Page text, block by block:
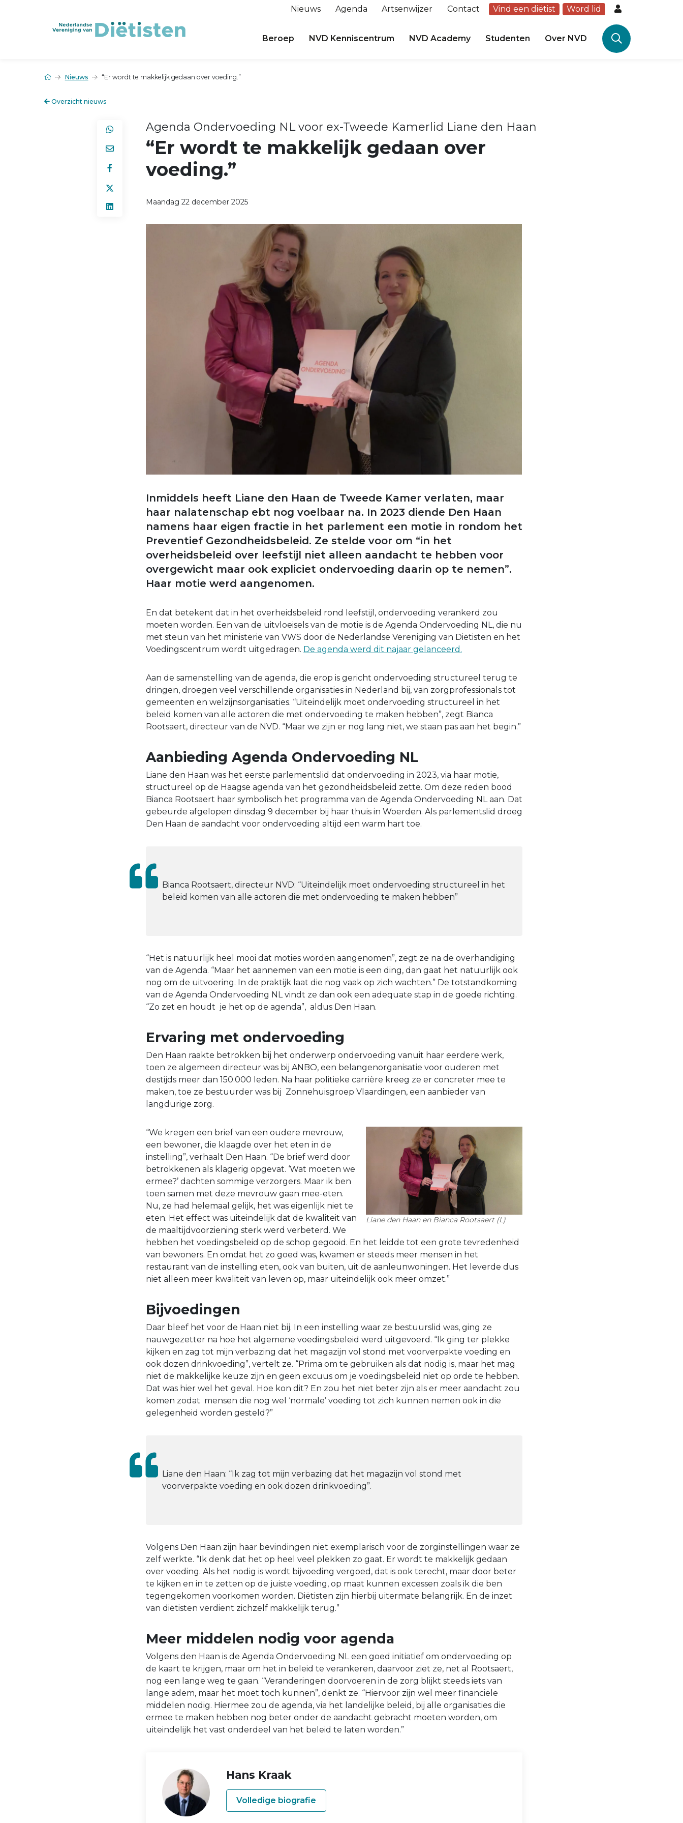
Nieuws Agenda Artsenwijzer Contact Vind een diëtist Word lid
Beroep NVD Kenniscentrum NVD Academy Studenten Over NVD
Nieuws “Er wordt te makkelijk gedaan over voeding.”
Overzicht nieuws
Agenda Ondervoeding NL voor ex-Tweede Kamerlid Liane den Haan
“Er wordt te makkelijk gedaan over
voeding.”
Maandag 22 december 2025
Inmiddels heeft Liane den Haan de Tweede Kamer verlaten, maar
haar nalatenschap ebt nog voelbaar na. In 2023 diende Den Haan
namens haar eigen fractie in het parlement een motie in rondom het
Preventief Gezondheidsbeleid. Ze stelde voor om “in het
overheidsbeleid over leefstijl niet alleen aandacht te hebben voor
overgewicht maar ook expliciet ondervoeding daarin op te nemen”.
Haar motie werd aangenomen.
En dat betekent dat in het overheidsbeleid rond leefstijl, ondervoeding verankerd zou
moeten worden. Een van de uitvloeisels van de motie is de Agenda Ondervoeding NL, die nu
met steun van het ministerie van VWS door de Nederlandse Vereniging van Diëtisten en het
Voedingscentrum wordt uitgedragen. De agenda werd dit najaar gelanceerd.
Aan de samenstelling van de agenda, die erop is gericht ondervoeding structureel terug te
dringen, droegen veel verschillende organisaties in Nederland bij, van zorgprofessionals tot
gemeenten en welzijnsorganisaties. “Uiteindelijk moet ondervoeding structureel in het
beleid komen van alle actoren die met ondervoeding te maken hebben”, zegt Bianca
Rootsaert, directeur van de NVD. “Maar we zijn er nog lang niet, we staan pas aan het begin.”
Aanbieding Agenda Ondervoeding NL
Liane den Haan was het eerste parlementslid dat ondervoeding in 2023, via haar motie,
structureel op de Haagse agenda van het gezondheidsbeleid zette. Om deze reden bood
Bianca Rootsaert haar symbolisch het programma van de Agenda Ondervoeding NL aan. Dat
gebeurde afgelopen dinsdag 9 december bij haar thuis in Woerden. Als parlementslid droeg
Den Haan de aandacht voor ondervoeding altijd een warm hart toe.
Bianca Rootsaert, directeur NVD: “Uiteindelijk moet ondervoeding structureel in het
beleid komen van alle actoren die met ondervoeding te maken hebben”
“Het is natuurlijk heel mooi dat moties worden aangenomen”, zegt ze na de overhandiging
van de Agenda. “Maar het aannemen van een motie is een ding, dan gaat het natuurlijk ook
nog om de uitvoering. In de praktijk laat die nog vaak op zich wachten.” De totstandkoming
van de Agenda Ondervoeding NL vindt ze dan ook een adequate stap in de goede richting.
“Zo zet en houdt je het op de agenda”, aldus Den Haan.
Ervaring met ondervoeding
Den Haan raakte betrokken bij het onderwerp ondervoeding vanuit haar eerdere werk,
toen ze algemeen directeur was bij ANBO, een belangenorganisatie voor ouderen met
destijds meer dan 150.000 leden. Na haar politieke carrière kreeg ze er concreter mee te
maken, toe ze bestuurder was bij Zonnehuisgroep Vlaardingen, een aanbieder van
langdurige zorg.
Liane den Haan en Bianca Rootsaert (L)
“We kregen een brief van een oudere mevrouw,
een bewoner, die klaagde over het eten in de
instelling”, verhaalt Den Haan. “De brief werd door
betrokkenen als klagerig opgevat. ‘Wat moeten we
ermee?’ dachten sommige verzorgers. Maar ik ben
toen samen met deze mevrouw gaan mee-eten.
Nu, ze had helemaal gelijk, het was eigenlijk niet te
eten. Het effect was uiteindelijk dat de kwaliteit van
de maaltijdvoorziening sterk werd verbeterd. We
hebben het voedingsbeleid op de schop gegooid. En het leidde tot een grote tevredenheid
van bewoners. En omdat het zo goed was, kwamen er steeds meer mensen in het
restaurant van de instelling eten, ook van buiten, uit de aanleunwoningen. Het leverde dus
niet alleen meer kwaliteit van leven op, maar uiteindelijk ook meer omzet.”
Bijvoedingen
Daar bleef het voor de Haan niet bij. In een instelling waar ze bestuurslid was, ging ze
nauwgezetter na hoe het algemene voedingsbeleid werd uitgevoerd. “Ik ging ter plekke
kijken en zag tot mijn verbazing dat het magazijn vol stond met voorverpakte voeding en
ook dozen drinkvoeding”, vertelt ze. “Prima om te gebruiken als dat nodig is, maar het mag
niet de makkelijke keuze zijn en geen excuus om je voedingsbeleid niet op orde te hebben.
Dat was hier wel het geval. Hoe kon dit? En zou het niet beter zijn als er meer aandacht zou
komen zodat mensen die nog wel ‘normale’ voeding tot zich kunnen nemen ook in die
gelegenheid worden gesteld?”
Liane den Haan: “Ik zag tot mijn verbazing dat het magazijn vol stond met
voorverpakte voeding en ook dozen drinkvoeding”.
Volgens Den Haan zijn haar bevindingen niet exemplarisch voor de zorginstellingen waar ze
zelf werkte. “Ik denk dat het op heel veel plekken zo gaat. Er wordt te makkelijk gedaan
over voeding. Als het nodig is wordt bijvoeding vergoed, dat is ook terecht, maar door beter
te kijken en in te zetten op de juiste voeding, op maat kunnen excessen zoals ik die ben
tegengekomen voorkomen worden. Diëtisten zijn hierbij uitermate belangrijk. En de inzet
van diëtisten verdient zichzelf makkelijk terug.”
Meer middelen nodig voor agenda
Volgens den Haan is de Agenda Ondervoeding NL een goed initiatief om ondervoeding op
de kaart te krijgen, maar om het in beleid te verankeren, daarvoor ziet ze, net al Rootsaert,
nog een lange weg te gaan. “Veranderingen doorvoeren in de zorg blijkt steeds iets van
lange adem, maar het moet toch kunnen”, denkt ze. “Hiervoor zijn wel meer financiële
middelen nodig. Hiermee zou de agenda, via het landelijke beleid, bij alle organisaties die
ermee te maken hebben nog beter onder de aandacht gebracht moeten worden, om
uiteindelijk het vast onderdeel van het beleid te laten worden.”
Hans Kraak
Volledige biografie